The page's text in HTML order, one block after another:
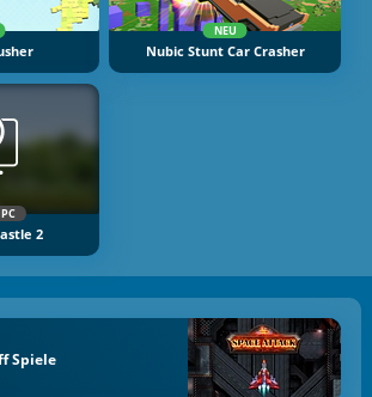
NEU
Nubic Stunt Car Crasher
2
Spiele